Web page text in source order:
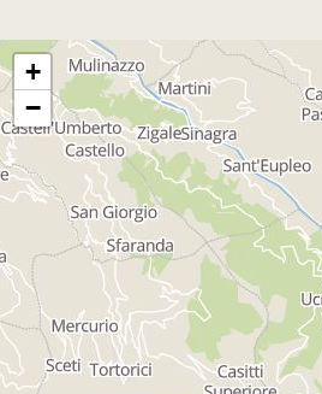
+
−